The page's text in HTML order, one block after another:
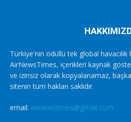
Türkiye'nin ödüllü tek global
AirNewsTimes, içerikleri kaynak
ve izinsiz olarak kopyalanamaz,
sitenin tüm hakları saklıdır.
email: airnewstimes@gmail.com